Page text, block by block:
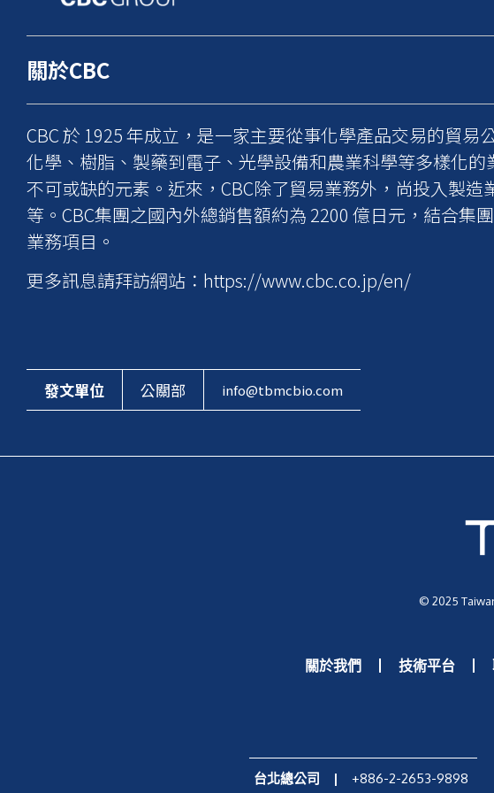
關於CBC
CBC 於 1925 年成立，是一家主要從事化學產品交易的貿
化學、樹脂、製藥到電子、光學設備和農業科學等多樣化
不可或缺的元素。近來，CBC除了貿易業務外，尚投入製
等。CBC集團之國內外總銷售額約為 2200 億日元，結合
業務項目。
更多訊息請拜訪網站： https://www.cbc.co.jp/en/
發文單位 公關部 info@tbmcbio.com
© 2025
關於我們 技術平台
台北總公司 | +886-2-2653-9898